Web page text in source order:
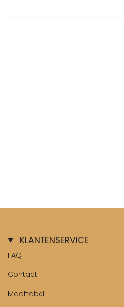
KLANTENSERVICE
FAQ
Contact
Maattabel